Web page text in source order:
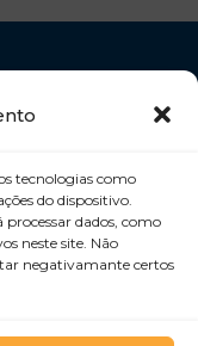
tecnologias como
do dispositivo.
dados, como
neste site. Não
negativamante certos
S.A.